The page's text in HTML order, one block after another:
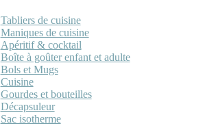
Tabliers de cuisine
Maniques de cuisine
Apéritif & cocktail
Boîte à goûter enfant et adulte
Bols et Mugs
Cuisine
Gourdes et bouteilles
Décapsuleur
Sac isotherme